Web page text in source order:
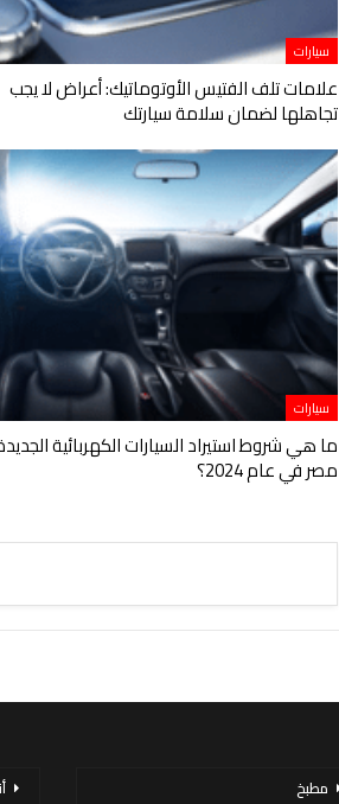
سيارات
علامات تلف الفتيس الأوتوماتيك: أعراض لا يجب
تجاهلها لضمان سلامة سيارتك
سيارات
ما هي شروط استيراد السيارات الكهربائية
مصر في عام 2024؟
مطبخ